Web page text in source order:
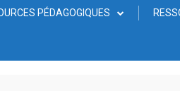
PÉDAGOGIQUES